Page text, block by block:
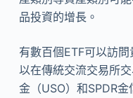
品投資的增長。
有數百個ETF可以訪
以在傳統交流交易所
金（USO）和SPDR